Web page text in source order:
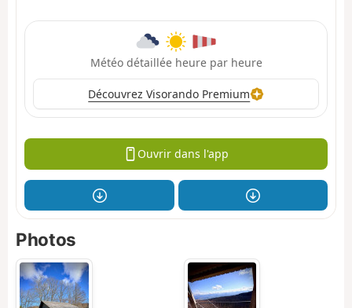
Météo détaillée heure par heure
Découvrez Visorando Premium
Ouvrir dans l'app
Photos